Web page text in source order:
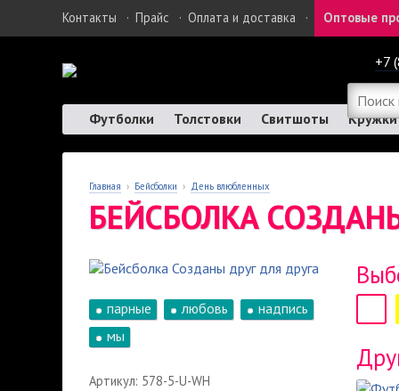
Контакты · Прайс · Оплата и доставка · Оптовые
+7
Футболки Толстовки Свитшоты Кружки
Главная › Бейсболки › День влюбленных
БЕЙСБОЛКА
парные любовь
надпись
мы
Артикул: 578-5-U-WH